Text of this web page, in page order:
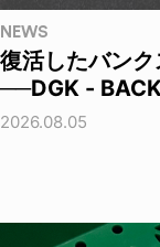
NEWS
復活したバンク
──DGK -
2026.08.05